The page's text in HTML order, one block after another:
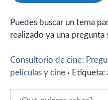
Puedes buscar un tema
realizado ya una pregunta
Consultorio de cine:
películas y cine › Etiqueta: